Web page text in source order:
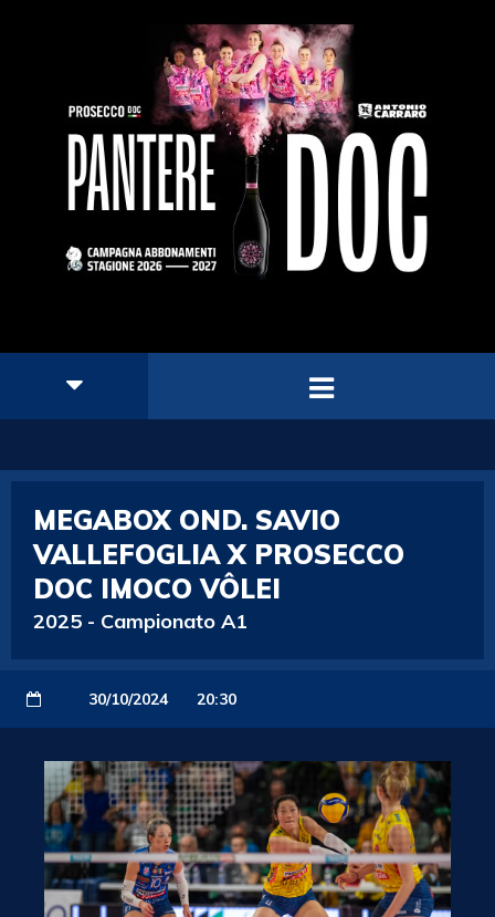
MEGABOX OND. SAVIO
VALLEFOGLIA X PROSECCO
DOC IMOCO VÔLEI
2025 - Campionato A1
30/10/2024 20:30